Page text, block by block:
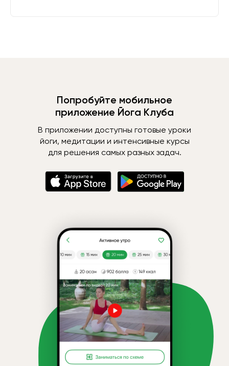
Попробуйте мобильное
приложение Йога Клуба
В приложении доступны готовые уроки
йоги, медитации и интенсивные курсы
для решения самых разных задач.